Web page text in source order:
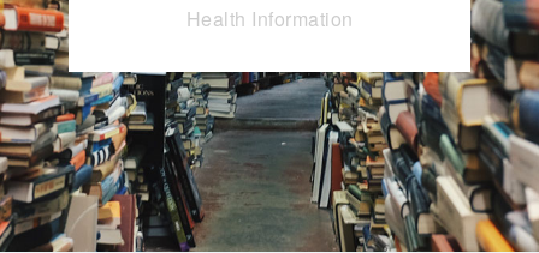
Health Information